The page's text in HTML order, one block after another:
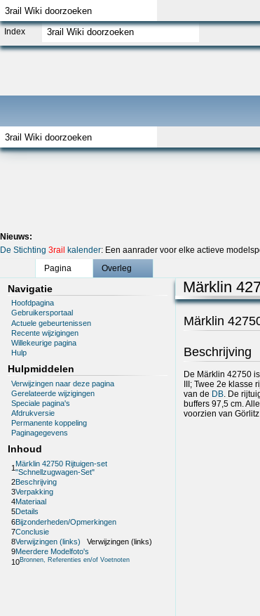
Index
Nieuws:
De Stichting 3rail kalender: Een aanrader voor elke actieve
Pagina
Overleg
Navigatie
Hoofdpagina
Gebruikersportaal
Actuele gebeurtenissen
Recente wijzigingen
Willekeurige pagina
Hulp
Hulpmiddelen
Verwijzingen naar deze pagina
Gerelateerde wijzigingen
Speciale pagina's
Afdrukversie
Permanente koppeling
Paginagegevens
Inhoud
1Märklin 42750 Rijtuigen-set
"Schnellzugwagen-Set"
2Beschrijving
3Verpakking
4Materiaal
5Details
6Bijzonderheden/Opmerkingen
7Conclusie
8Verwijzingen (links)
Verwijzingen (links)
9Meerdere Modelfoto's
10Bronnen, Referenties en/of Voetnoten
Märklin
Märklin
Beschrijving
De Märklin 42750
III; Twee 2e klasse
van de DB . De
buffers 97,5 cm.
voorzien van